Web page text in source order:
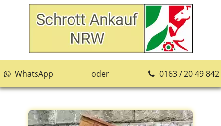
WhatsApp oder 0163 / 20 49 842